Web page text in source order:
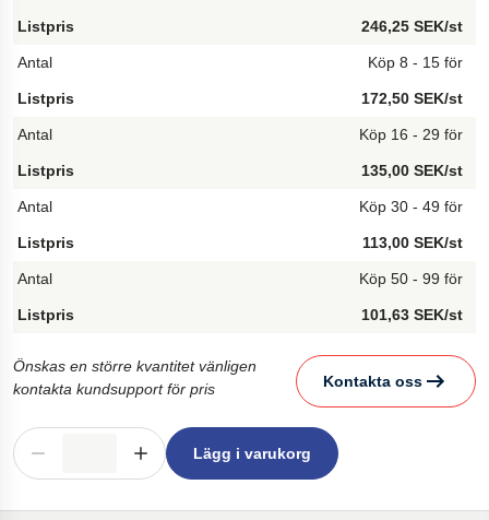
246,25 SEK/st
Köp 8 - 15 för
172,50 SEK/st
Köp 16 - 29 för
135,00 SEK/st
Köp 30 - 49 för
113,00 SEK/st
Köp 50 - 99 för
101,63 SEK/st
Önskas en större kvantitet vänligen
kontakta kundsupport för pris
Kontakta oss
Lägg i varukorg